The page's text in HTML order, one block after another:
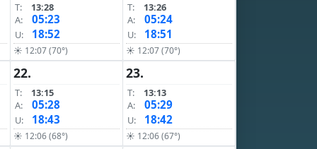
T:
13:28
A:
05:23
U: 18:52
☀ 12:07 (70°)
T:
13:26
A:
05:24
U: 18:51
☀ 12:07 (70°)
22.
T:
13:15
A:
05:28
U: 18:43
☀ 12:06 (68°)
23.
T:
13:13
A:
05:29
U: 18:42
☀ 12:06 (67°)